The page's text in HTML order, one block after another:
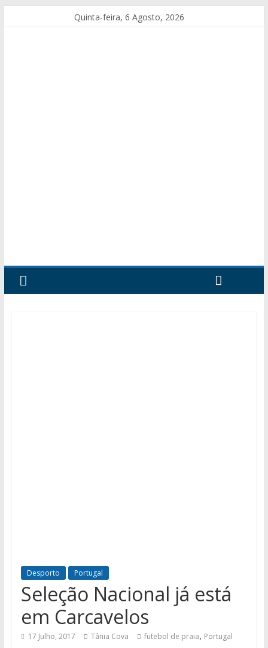
Quinta-feira, 6 Agosto, 2026
Desporto Portugal
Seleção Nacional já está
em Carcavelos
17 Julho, 2017 Tânia Cova futebol de praia, Portugal